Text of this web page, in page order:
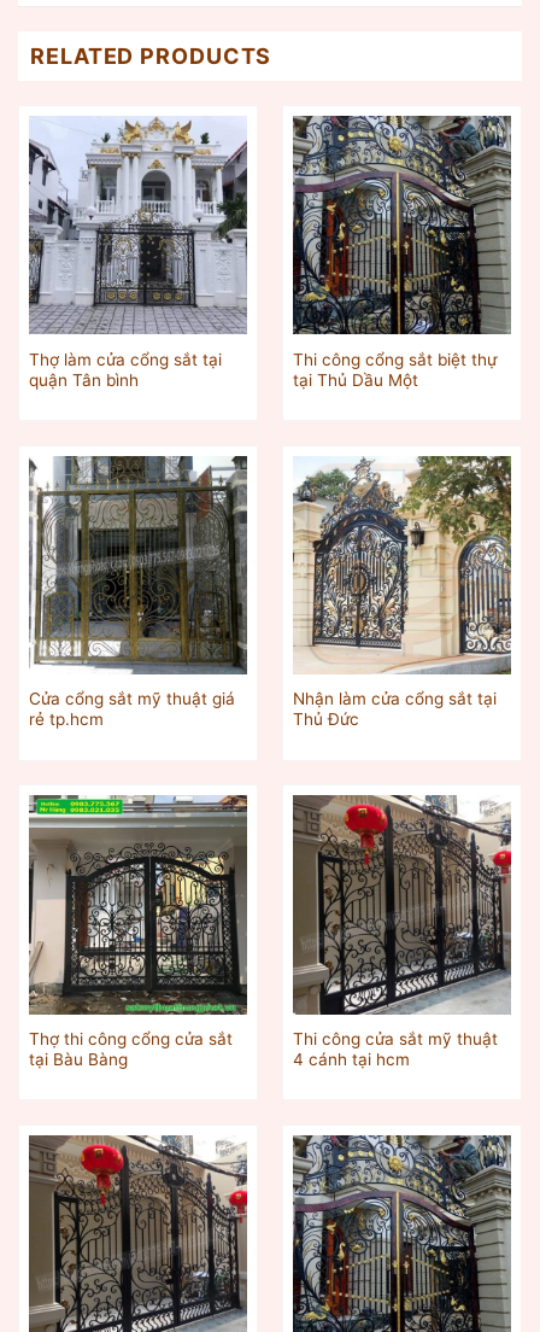
RELATED PRODUCTS
Thợ làm cửa cổng sắt tại
quận Tân bình
Thi công cổng sắt biệt thự
tại Thủ Dầu Một
Cửa cổng sắt mỹ thuật giá
rẻ tp.hcm
Nhận làm cửa cổng sắt tại
Thủ Đức
Thợ thi công cổng cửa sắt
tại Bàu Bàng
Thi công cửa sắt mỹ thuật
4 cánh tại hcm